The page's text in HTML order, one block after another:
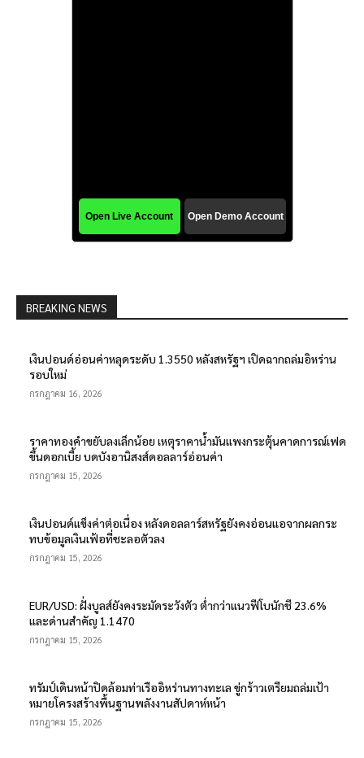
BREAKING NEWS
เงินปอนด์อ่อนค่าหลุดระดับ 1.3550 หลังสหรัฐฯ เปิดฉากถล่มอิหร่าน
รอบใหม่
กรกฎาคม 16, 2026
ราคาทองคำขยับลงเล็กน้อย เหตุราคาน้ำมันแพงกระตุ้นคาดการณ์เฟด
ขึ้นดอกเบี้ย บดบังอานิสงส์ดอลลาร์อ่อนค่า
กรกฎาคม 15, 2026
เงินปอนด์แข็งค่าต่อเนื่อง หลังดอลลาร์สหรัฐยังคงอ่อนแอจากผลกระ
ทบข้อมูลเงินเฟ้อที่ชะลอตัวลง
กรกฎาคม 15, 2026
EUR/USD: ฝั่งบูลส์ยังคงระมัดระวังตัว ต่ำกว่าแนวฟีโบนักชี 23.6%
และด่านสำคัญ 1.1470
กรกฎาคม 15, 2026
ทรัมป์เดินหน้าปิดล้อมท่าเรืออิหร่านทางทะเล ขู่กร้าวเตรียมถล่มเป้า
หมายโครงสร้างพื้นฐานพลังงานสัปดาห์หน้า
กรกฎาคม 15, 2026